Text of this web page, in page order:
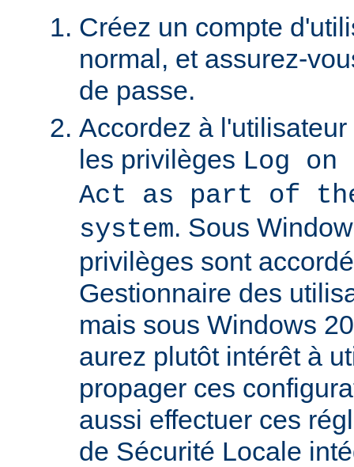
Créez un compte
normal, et assurez-
de passe.
Accordez à
les privilèges Log
Act as part of
system. Sous
privilèges sont
Gestionnaire des
mais sous Windows
aurez plutôt intérêt à
propager ces
aussi effectuer ces
de Sécurité Locale